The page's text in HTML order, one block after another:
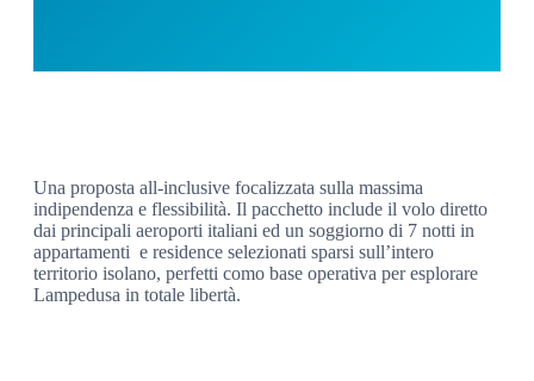
Una proposta all-inclusive focalizzata sulla massima
indipendenza e flessibilità. Il pacchetto include il volo diretto
dai principali aeroporti italiani ed un soggiorno di 7 notti in
appartamenti e residence selezionati sparsi sull’intero
territorio isolano, perfetti como base operativa per esplorare
Lampedusa in totale libertà.